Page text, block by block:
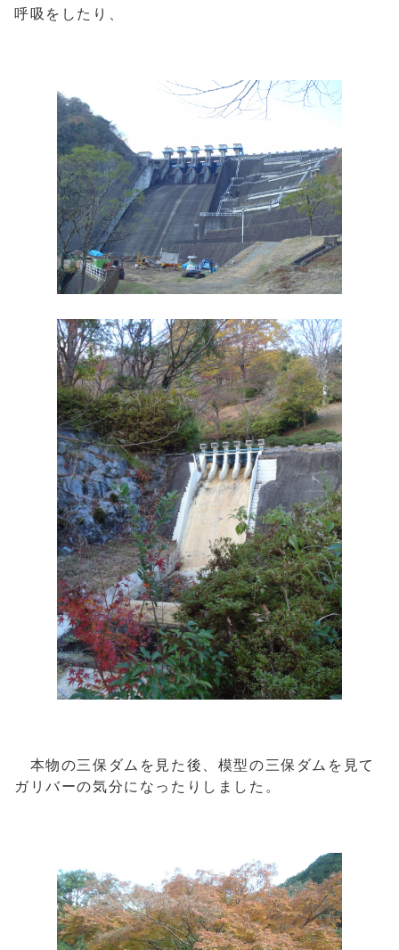
呼吸をしたり、
本物の三保ダムを見た後、模型の三保ダムを見て
ガリバーの気分になったりしました。